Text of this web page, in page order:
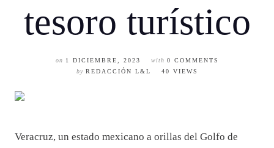
tesoro turístico
on 1 DICIEMBRE, 2023 with 0 COMMENTS
by REDACCIÓN L&L 40 VIEWS
Veracruz, un estado mexicano a orillas del Golfo de